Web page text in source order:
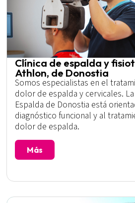
Clínica de espalda y
Athlon, de Donostia
Somos especialistas en el
dolor de espalda y cervicales.
Espalda de Donostia está
diagnóstico funcional y al
dolor de espalda.
Más